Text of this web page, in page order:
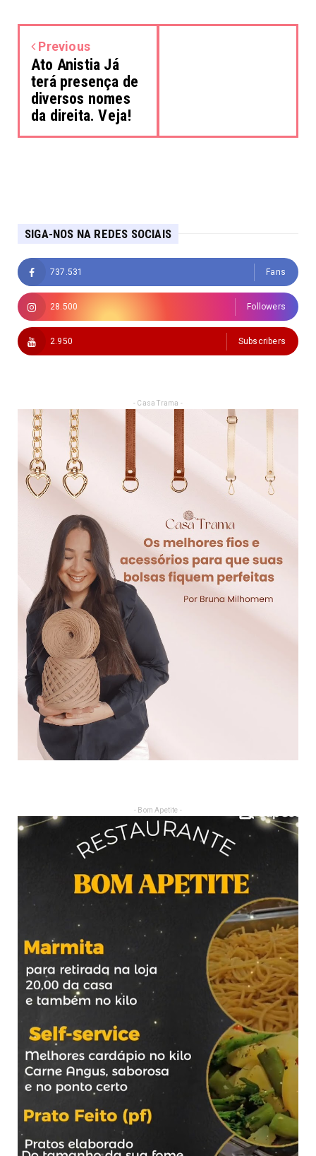
Previous
Ato Anistia Já
terá presença de
diversos nomes
da direita. Veja!
SIGA-NOS NA REDES SOCIAIS
737.531 Fans
28.500 Followers
2.950 Subscribers
- Casa Trama -
- Bom Apetite -